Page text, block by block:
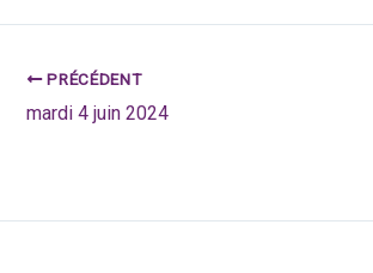
PRÉCÉDENT
mardi 4 juin 2024